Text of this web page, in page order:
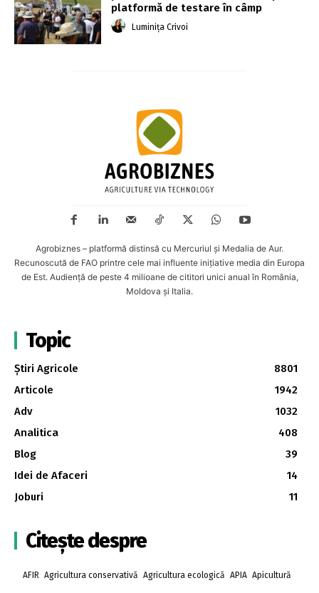
platformă de testare în câmp
Luminița Crivoi
Agrobiznes – platformă distinsă cu Mercuriul și Medalia de Aur.
Recunoscută de FAO printre cele mai influente inițiative media din Europa
de Est. Audiență de peste 4 milioane de cititori unici anual în România,
Moldova și Italia.
Topic
Știri Agricole
8801
Articole
1942
Adv
1032
Analitica
408
Blog
39
Idei de Afaceri
14
Joburi
11
Citește despre
AFIR Agricultura conservativă Agricultura ecologică APIA Apicultură